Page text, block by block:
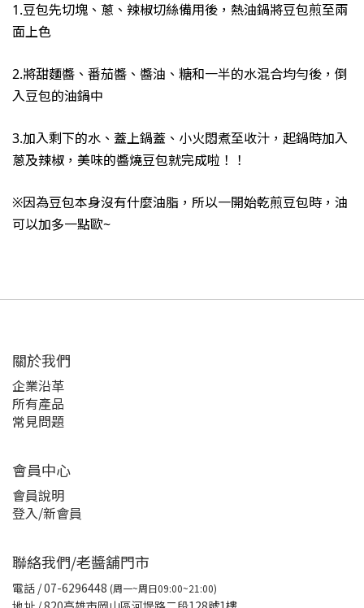
1.豆包先切塊、蔥、辣椒切絲備用後，熱油鍋將豆包煎至兩
面上色
2.將甜麵醬、番茄醬、醬油、糖和一半的水混合均勻後，倒
入豆包的油鍋中
3.加入剩下的水、蓋上鍋蓋、小火悶煮至收汁，起鍋時加入
蔥及辣椒，美味的醬燒豆包就完成啦！！
※因為豆包本身沒有什麼油脂，所以一開始乾煎豆包時，油
可以加多一點歐~
關於我們
企業沿革
所有產品
常見問題
會員中心
會員說明
登入/新會員
聯絡我們/老醬舖門市
電話 / 07-6296448 (周一~周日09:00~21:00)